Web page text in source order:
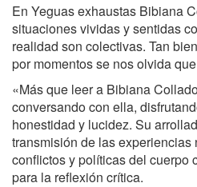
En Yeguas exhaustas Bibiana
situaciones vividas y sentidas
realidad son colectivas. Tan
por momentos se nos olvida
«Más que leer a Bibiana
conversando con ella,
honestidad y lucidez. Su
transmisión de las experiencias
conflictos y políticas del cuerpo
para la reflexión crítica.